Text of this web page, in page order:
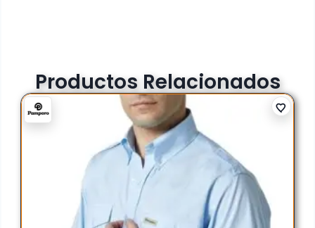
Productos Relacionados